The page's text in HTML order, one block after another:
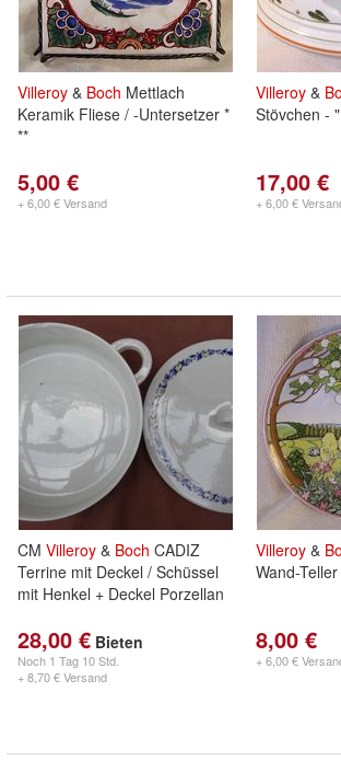
Villeroy & Boch Mettlach
Keramik Fliese / -Untersetzer *
**
5,00 €
+ 6,00 € Versand
Villeroy &
Stövchen -
17,00 €
+ 6,00 €
CM Villeroy & Boch CADIZ
Terrine mit Deckel / Schüssel
mit Henkel + Deckel Porzellan
28,00 € Bieten
Noch 1 Tag 10 Std.
+ 8,70 € Versand
Villeroy &
Wand-
8,00 €
+ 6,00 €